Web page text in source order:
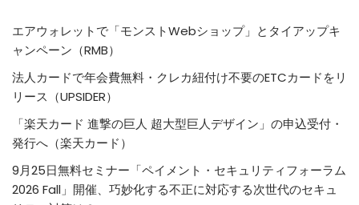
エアウォレットで「モンストWebショップ」とタイアップキ
ャンペーン（RMB）
法人カードで年会費無料・クレカ紐付け不要のETCカードをリ
リース（UPSIDER）
「楽天カード 進撃の巨人 超大型巨人デザイン」の申込受付・
発行へ（楽天カード）
9月25日無料セミナー「ペイメント・セキュリティフォーラム
2026 Fall」開催、巧妙化する不正に対応する次世代のセキュ